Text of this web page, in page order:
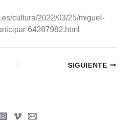
cultura/2022/03/25/miguel-
64287982.html
SIGUIENTE